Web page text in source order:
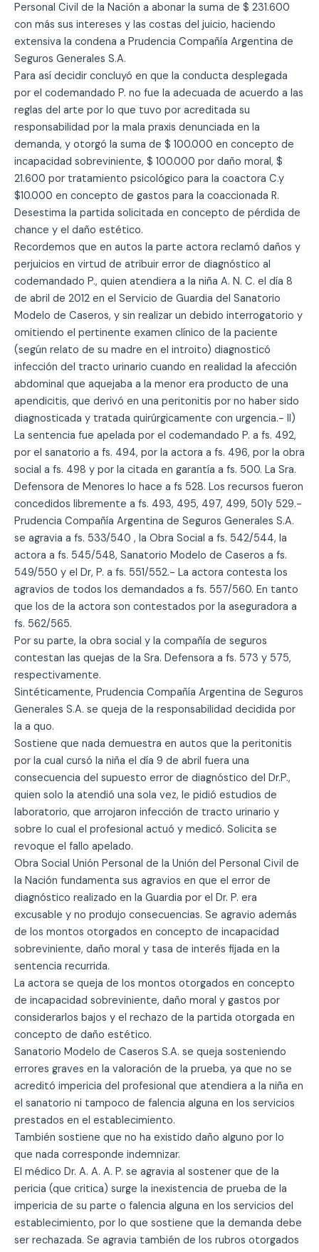
Personal Civil de la Nación a abonar la suma de $ 231.600
con más sus intereses y las costas del juicio, haciendo
extensiva la condena a Prudencia Compañía Argentina de
Seguros Generales S.A.
Para así decidir concluyó en que la conducta desplegada
por el codemandado P. no fue la adecuada de acuerdo a las
reglas del arte por lo que tuvo por acreditada su
responsabilidad por la mala praxis denunciada en la
demanda, y otorgó la suma de $ 100.000 en concepto de
incapacidad sobreviniente, $ 100.000 por daño moral, $
21.600 por tratamiento psicológico para la coactora C.y
$10.000 en concepto de gastos para la coaccionada R.
Desestima la partida solicitada en concepto de pérdida de
chance y el daño estético.
Recordemos que en autos la parte actora reclamó daños y
perjuicios en virtud de atribuir error de diagnóstico al
codemandado P., quien atendiera a la niña A. N. C. el día 8
de abril de 2012 en el Servicio de Guardia del Sanatorio
Modelo de Caseros, y sin realizar un debido interrogatorio y
omitiendo el pertinente examen clínico de la paciente
(según relato de su madre en el introito) diagnosticó
infección del tracto urinario cuando en realidad la afección
abdominal que aquejaba a la menor era producto de una
apendicitis, que derivó en una peritonitis por no haber sido
diagnosticada y tratada quirúrgicamente con urgencia.- II)
La sentencia fue apelada por el codemandado P. a fs. 492,
por el sanatorio a fs. 494, por la actora a fs. 496, por la obra
social a fs. 498 y por la citada en garantía a fs. 500. La Sra.
Defensora de Menores lo hace a fs 528. Los recursos fueron
concedidos libremente a fs. 493, 495, 497, 499, 501y 529.-
Prudencia Compañía Argentina de Seguros Generales S.A.
se agravia a fs. 533/540 , la Obra Social a fs. 542/544, la
actora a fs. 545/548, Sanatorio Modelo de Caseros a fs.
549/550 y el Dr, P. a fs. 551/552.- La actora contesta los
agravios de todos los demandados a fs. 557/560. En tanto
que los de la actora son contestados por la aseguradora a
fs. 562/565.
Por su parte, la obra social y la compañía de seguros
contestan las quejas de la Sra. Defensora a fs. 573 y 575,
respectivamente.
Sintéticamente, Prudencia Compañía Argentina de Seguros
Generales S.A. se queja de la responsabilidad decidida por
la a quo.
Sostiene que nada demuestra en autos que la peritonitis
por la cual cursó la niña el día 9 de abril fuera una
consecuencia del supuesto error de diagnóstico del Dr.P.,
quien solo la atendió una sola vez, le pidió estudios de
laboratorio, que arrojaron infección de tracto urinario y
sobre lo cual el profesional actuó y medicó. Solicita se
revoque el fallo apelado.
Obra Social Unión Personal de la Unión del Personal Civil de
la Nación fundamenta sus agravios en que el error de
diagnóstico realizado en la Guardia por el Dr. P. era
excusable y no produjo consecuencias. Se agravio además
de los montos otorgados en concepto de incapacidad
sobreviniente, daño moral y tasa de interés fijada en la
sentencia recurrida.
La actora se queja de los montos otorgados en concepto
de incapacidad sobreviniente, daño moral y gastos por
considerarlos bajos y el rechazo de la partida otorgada en
concepto de daño estético.
Sanatorio Modelo de Caseros S.A. se queja sosteniendo
errores graves en la valoración de la prueba, ya que no se
acreditó impericia del profesional que atendiera a la niña en
el sanatorio ni tampoco de falencia alguna en los servicios
prestados en el establecimiento.
También sostiene que no ha existido daño alguno por lo
que nada corresponde indemnizar.
El médico Dr. A. A. A. P. se agravia al sostener que de la
pericia (que critica) surge la inexistencia de prueba de la
impericia de su parte o falencia alguna en los servicios del
establecimiento, por lo que sostiene que la demanda debe
ser rechazada. Se agravia también de los rubros otorgados